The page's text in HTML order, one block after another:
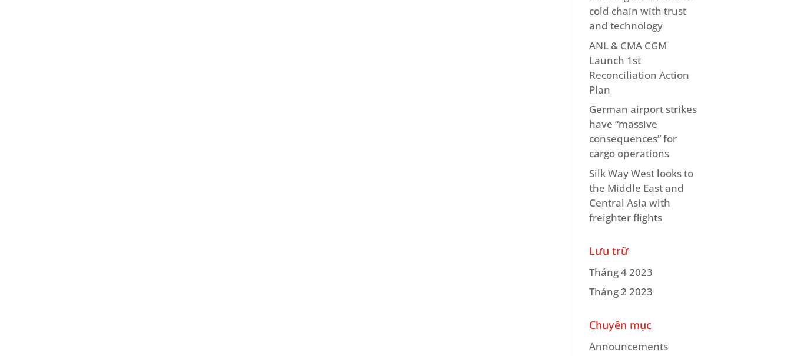
cold chain with trust
and technology
ANL & CMA CGM
Launch 1st
Reconciliation Action
Plan
German airport strikes
have “massive
consequences” for
cargo operations
Silk Way West looks to
the Middle East and
Central Asia with
freighter flights
Lưu trữ
Tháng 4 2023
Tháng 2 2023
Chuyên mục
Announcements